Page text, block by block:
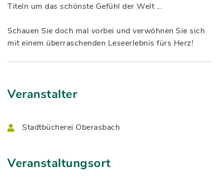
Titeln um das schönste Gefühl der Welt …
Schauen Sie doch mal vorbei und verwöhnen Sie sich
mit einem überraschenden Leseerlebnis fürs Herz!
Veranstalter
Stadtbücherei Oberasbach
Veranstaltungsort